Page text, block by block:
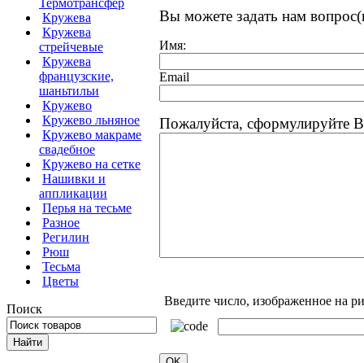
Термотрансфер
Кружева
Кружева
стрейчевые
Кружева
французские,
шаньтильи
Кружево
Кружево льняное
Кружево макраме
свадебное
Кружево на сетке
Нашивки и
аппликации
Перья на тесьме
Разное
Регилин
Рюш
Тесьма
Цветы
Поиск
Вы можете задать нам
Имя:
Email
Пожалуйста, сформулируйте
Введите число, изображенное на